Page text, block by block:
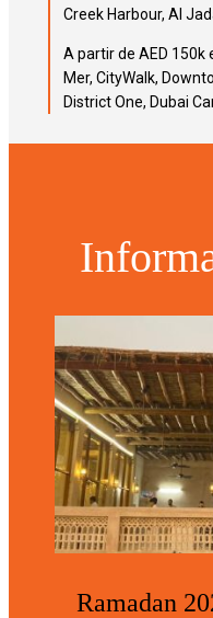
Creek Harbour, Al
A partir de AED 150k
Mer, CityWalk,
District One, Dubai
Ramadan